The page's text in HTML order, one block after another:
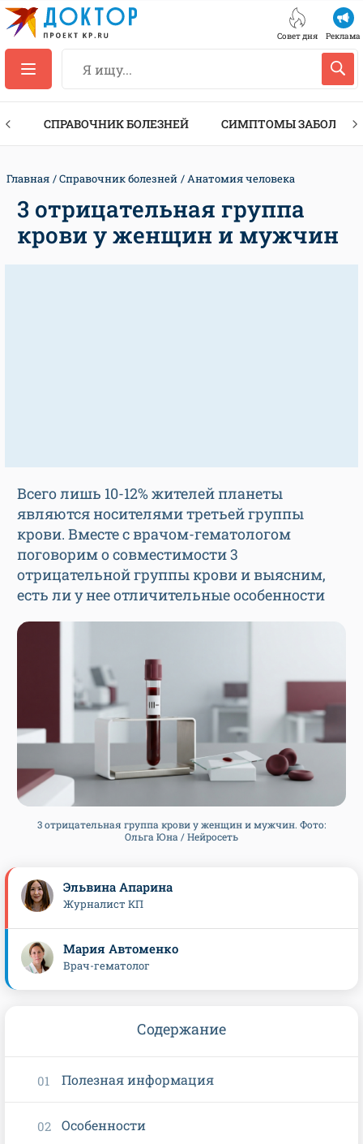
Совет дня Реклама
СПРАВОЧНИК БОЛЕЗНЕЙ СИМПТОМЫ
Главная Справочник болезней Анатомия человека
3 отрицательная группа
крови у женщин и мужчин
Всего лишь 10-12% жителей планеты
являются носителями третьей группы
крови. Вместе с врачом-гематологом
поговорим о совместимости 3
отрицательной группы крови и выясним,
есть ли у нее отличительные особенности
3 отрицательная группа крови у женщин и мужчин. Фото:
Ольга Юна / Нейросеть
Эльвина Апарина
Журналист КП
Мария Автоменко
Врач-гематолог
Содержание
Полезная информация
Особенности